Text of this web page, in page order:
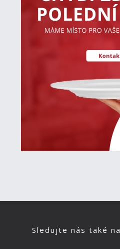
Sledujte nás také na